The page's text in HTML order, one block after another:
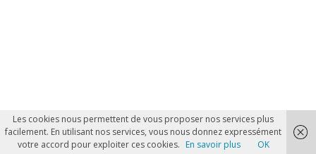
Les cookies nous permettent de vous proposer nos services plus
facilement. En utilisant nos services, vous nous donnez expressément
votre accord pour exploiter ces cookies. En savoir plus OK